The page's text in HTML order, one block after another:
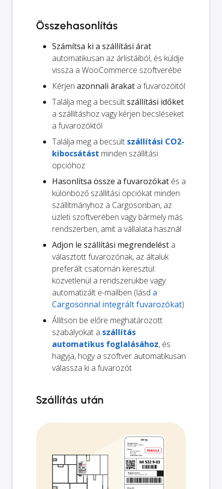
Összehasonlítás
Számítsa ki a szállítási árat
automatikusan az árlistáiból, és küldje
vissza a WooCommerce szoftverébe
Kérjen azonnali árakat a fuvarozóitól
Találja meg a becsültszállítási időket
a szállításhoz vagy kérjen becsléseket
a fuvarozóktól
Találja meg a becsült szállítási CO2-
kibocsátást minden szállítási
opcióhoz
Hasonlítsa össze a fuvarozókat és a
különböző szállítási opciókat minden
szállítmányhoz a Cargosonban, az
üzleti szoftverében vagy bármely más
rendszerben, amit a vállalata használ
Adjon le szállítási megrendelést a
választott fuvarozónak, az általuk
preferált csatornán keresztül:
közvetlenül a rendszerükbe vagy
automatizált e-mailben (lásd a
Cargosonnal integrált fuvarozókat)
Állítson be előre meghatározott
szabályokat a szállítás
automatikus foglalásához, és
hagyja, hogy a szoftver automatikusan
válassza ki a fuvarozót
Szállítás után